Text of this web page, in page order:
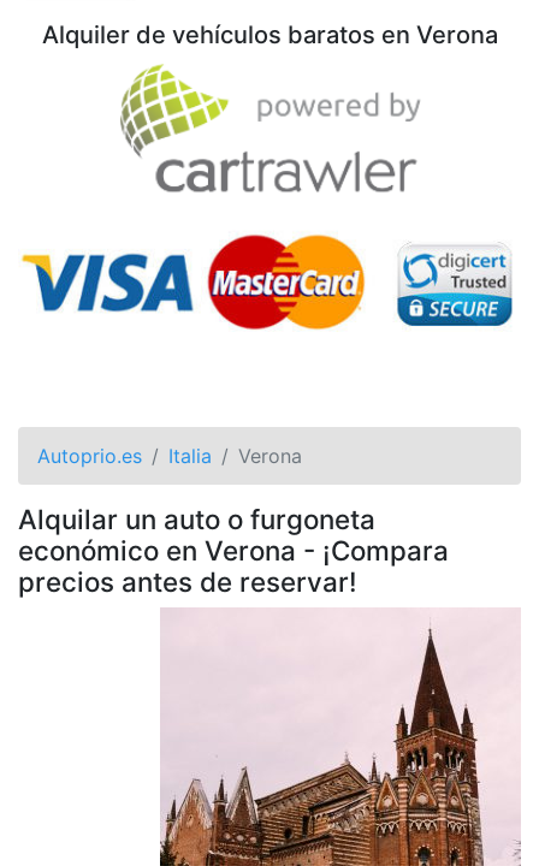
Alquiler de vehículos baratos en Verona
Autoprio.es Italia Verona
Alquilar un auto o furgoneta
económico en Verona - ¡Compara
precios antes de reservar!